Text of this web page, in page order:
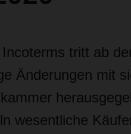
tritt ab
Änderungen mit
wesentliche